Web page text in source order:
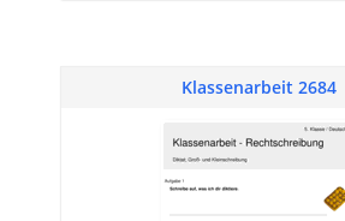
Klassenarbeit 2684